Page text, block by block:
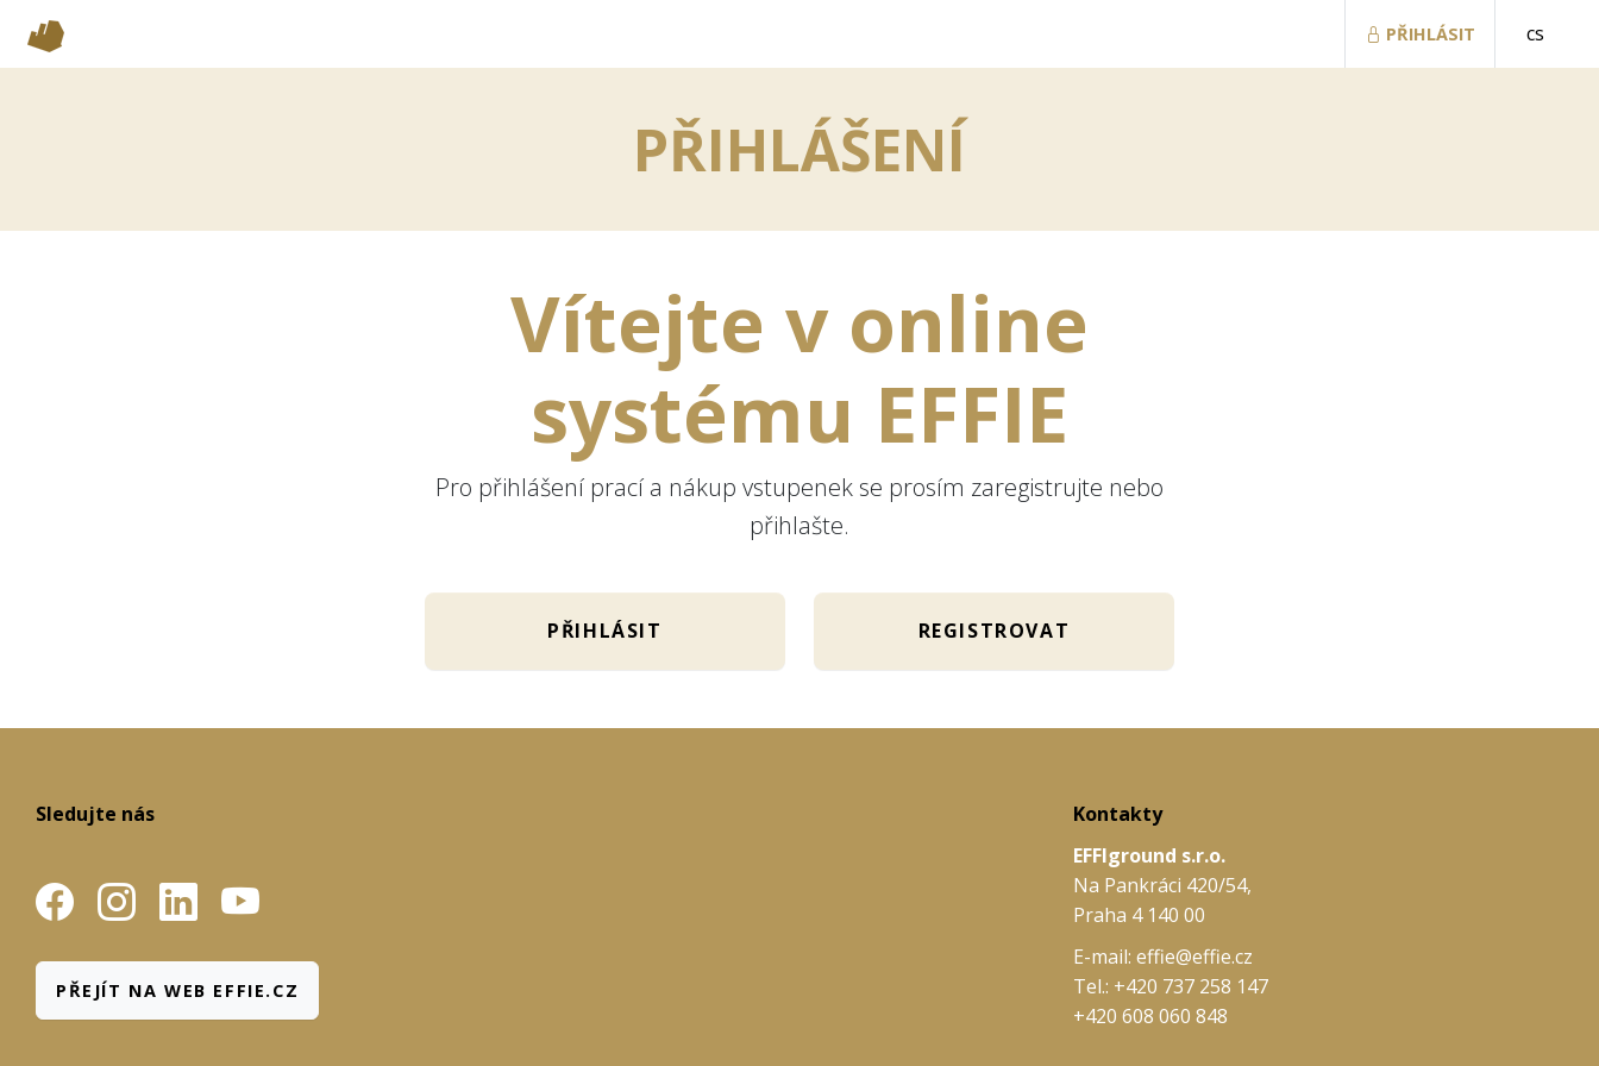
PŘIHLÁSIT cs
PŘIHLÁŠENÍ
Vítejte v online
systému EFFIE
Pro přihlášení prací a nákup vstupenek se prosím zaregistrujte nebo
přihlašte.
PŘIHLÁSIT REGISTROVAT
Sledujte nás
PŘEJÍT NA WEB EFFIE.CZ
Kontakty
EFFIground s.r.o.
Na Pankráci 420/54,
Praha 4 140 00
E-mail: effie@effie.cz
Tel.: +420 737 258 147
+420 608 060 848